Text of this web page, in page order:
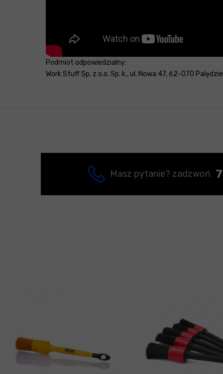
Podmiot odpowiedzialny:
Work Stuff Sp. z o.o. Sp. k., ul. Nowa 47, 62-070
Masz pytanie? zadzwoń